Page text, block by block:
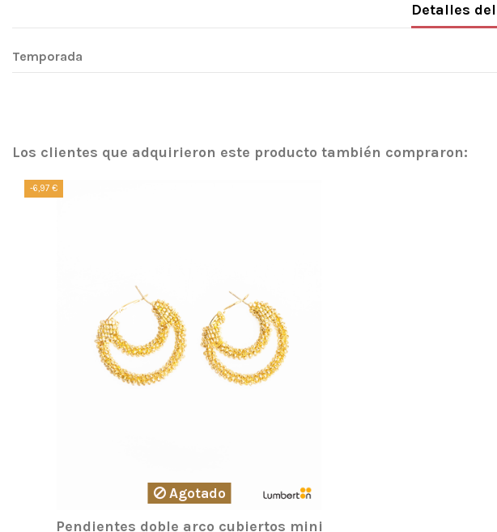
Detalles
Temporada
Los clientes que adquirieron este producto también compraron:
-6,97 €
Agotado
Pendientes doble arco cubiertos mini